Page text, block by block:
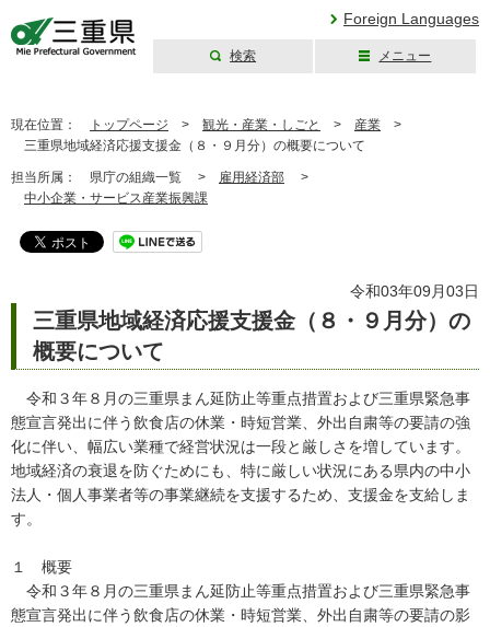
Foreign Languages
検索 メニュー
現在位置： トップページ > 観光・産業・しごと > 産業 >
三重県地域経済応援支援金（８・９月分）の概要について
担当所属： 県庁の組織一覧 > 雇用経済部 >
中小企業・サービス産業振興課
令和03年09月03日
三重県地域経済応援支援金（８・９月分）の
概要について
令和３年８月の三重県まん延防止等重点措置および三重県緊急事
態宣言発出に伴う飲食店の休業・時短営業、外出自粛等の要請の強
化に伴い、幅広い業種で経営状況は一段と厳しさを増しています。
地域経済の衰退を防ぐためにも、特に厳しい状況にある県内の中小
法人・個人事業者等の事業継続を支援するため、支援金を支給しま
す。
１ 概要
令和３年８月の三重県まん延防止等重点措置および三重県緊急事
態宣言発出に伴う飲食店の休業・時短営業、外出自粛等の要請の影